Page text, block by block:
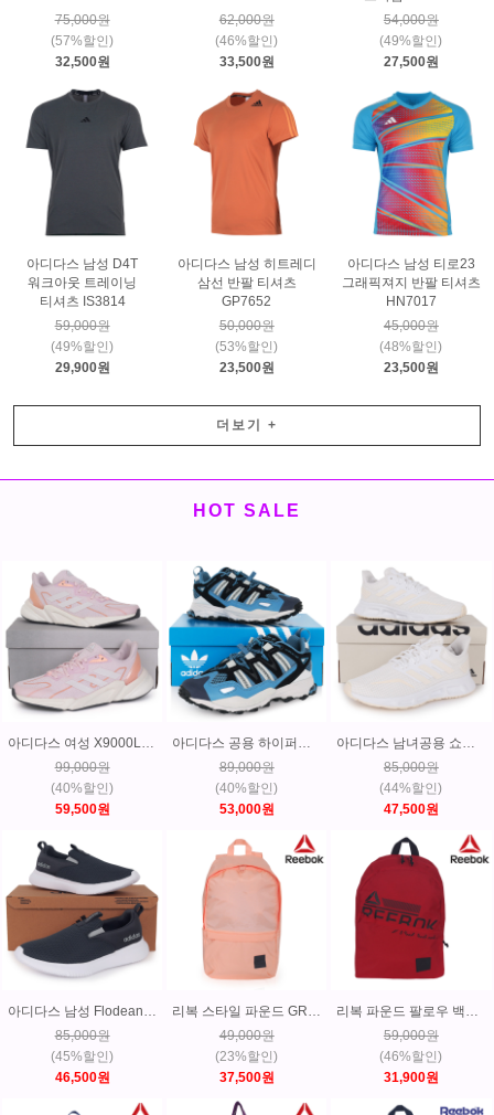
75,000원
(57%할인)
32,500원
62,000원
(46%할인)
33,500원
54,000원
(49%할인)
27,500원
아디다스 남성 D4T
워크아웃 트레이닝
티셔츠 IS3814
59,000원
(49%할인)
29,900원
아디다스 남성 히트레디
삼선 반팔 티셔츠
GP7652
50,000원
(53%할인)
23,500원
아디다스 남성 티로23
그래픽져지 반팔 티셔츠
HN7017
45,000원
(48%할인)
23,500원
더보기 +
HOT SALE
99,000원
(40%할인)
59,500원
89,000원
(40%할인)
53,000원
85,000원
(44%할인)
47,500원
85,000원
(45%할인)
46,500원
49,000원
(23%할인)
37,500원
59,000원
(46%할인)
31,900원